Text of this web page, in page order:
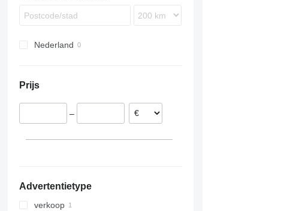
Nederland
Prijs
–
Advertentietype
verkoop